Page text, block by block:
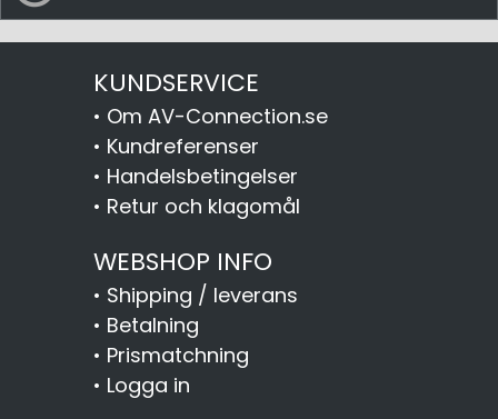
KUNDSERVICE
• Om AV-Connection.se
• Kundreferenser
• Handelsbetingelser
• Retur och klagomål
WEBSHOP INFO
• Shipping / leverans
• Betalning
• Prismatchning
• Logga in